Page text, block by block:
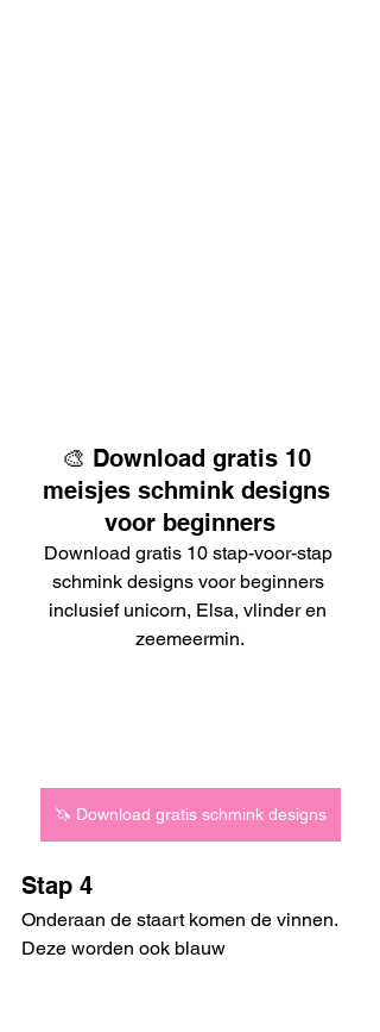
🎨 Download gratis 10
meisjes schmink designs
voor beginners
Download gratis 10 stap-voor-stap
schmink designs voor beginners
inclusief unicorn, Elsa, vlinder en
zeemeermin.
🦄 Download gratis schmink designs
Stap 4
Onderaan de staart komen de vinnen.
Deze worden ook blauw